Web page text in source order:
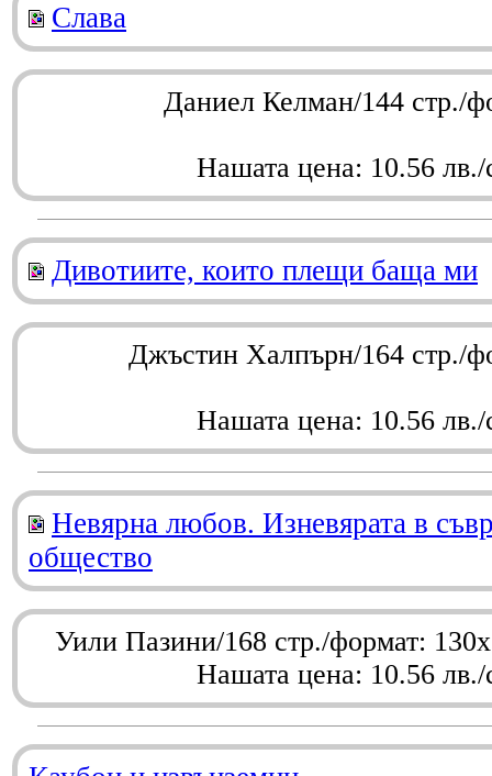
Слава
Даниел Келман/144 стр./
Нашата цена: 10.56 лв./
Дивотиите, които плещи баща ми
Джъстин Халпърн/164 стр./
Нашата цена: 10.56 лв./
Невярна любов. Изневярата в
общество
Уили Пазини/168 стр./формат:
Нашата цена: 10.56 лв./